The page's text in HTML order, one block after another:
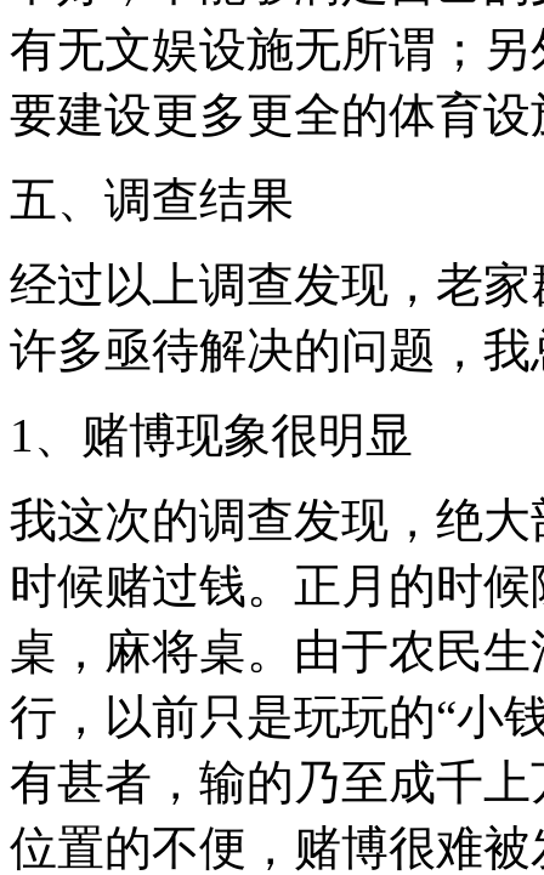
有无文娱设施无所谓；
要建设更多更全的体育
五、调查结果
经过以上调查发现，老
许多亟待解决的问题，
1、赌博现象很明显
我这次的调查发现，绝
时候赌过钱。正月的时
桌，麻将桌。由于农民
行，以前只是玩玩的“小
有甚者，输的乃至成千
位置的不便，赌博很难